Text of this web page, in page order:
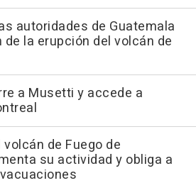
autoridades de Guatemala
la erupción del volcán de
a Musetti y accede a
volcán de Fuego de
su actividad y obliga a